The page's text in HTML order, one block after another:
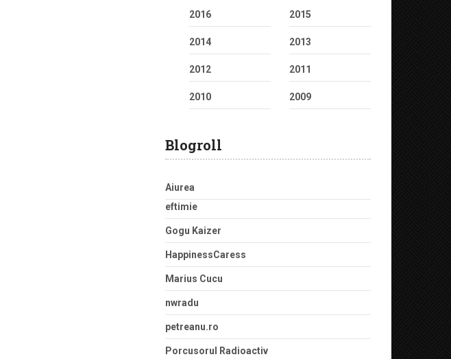
2016 2015
2014 2013
2012 2011
2010 2009
Blogroll
Aiurea
eftimie
Gogu Kaizer
HappinessCaress
Marius Cucu
nwradu
petreanu.ro
Porcusorul Radioactiv